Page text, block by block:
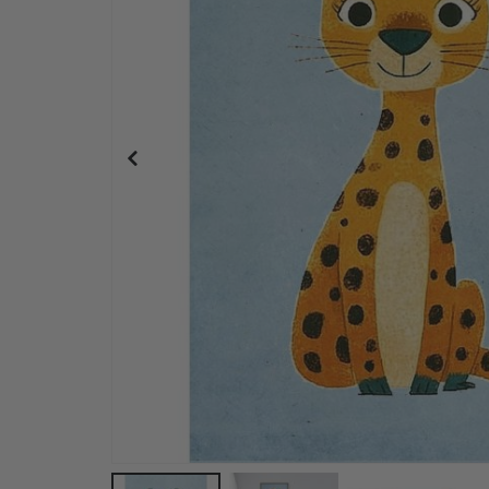
Personalisiertes Poster - Schwarz-Weiß-Herz-